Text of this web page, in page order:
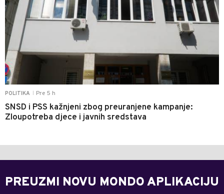
POLITIKA Pre 5 h
SNSD i PSS kažnjeni zbog preuranjene kampanje:
Zloupotreba djece i javnih sredstava
PREUZMI NOVU MONDO APLIKACIJU